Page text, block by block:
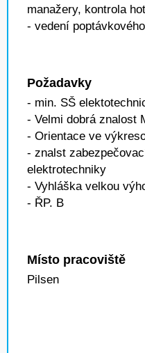
manažery, kontrola
- vedení
Požadavky
- min. SŠ
- Velmi dobrá znalost
- Orientace ve
- znalst
elektrotechniky
- Vyhláška velkou
- ŘP. B
Místo pracoviště
Pilsen